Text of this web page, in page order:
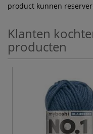
product kunnen
Klanten
producten